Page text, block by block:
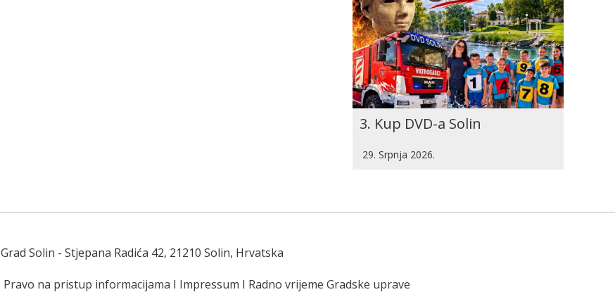
3. Kup DVD-a Solin
29. Srpnja 2026.
Grad Solin - Stjepana Radića 42, 21210 Solin, Hrvatska
Pravo na pristup informacijama I Impressum I Radno vrijeme Gradske uprave